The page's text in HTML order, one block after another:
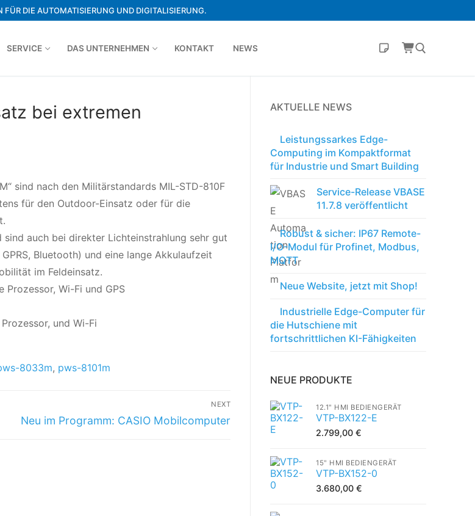
FÜR DIE AUTOMATISIERUNG UND DIGITALISIERUNG.
SERVICE DAS UNTERNEHMEN KONTAKT NEWS
bei extremen
sind nach den Militärstandards MIL-STD-810F
für den Outdoor-Einsatz oder für die
auch bei direkter Lichteinstrahlung sehr gut
Bluetooth) und eine lange Akkulaufzeit
im Feldeinsatz.
Prozessor, Wi-Fi und GPS
und Wi-Fi
8033m, pws-8101m
NEXT
Neu im Programm: CASIO Mobilcomputer
AKTUELLE NEWS
Leistungssarkes Edge-
Computing im Kompaktformat
für Industrie und Smart Building
Service-Release VBASE
11.7.8 veröffentlicht
Robust & sicher: IP67 Remote-
I/O-Modul für Profinet, Modbus,
MQTT
Neue Website, jetzt mit Shop!
Industrielle Edge-Computer für
die Hutschiene mit
fortschrittlichen KI-Fähigkeiten
NEUE PRODUKTE
12.1" HMI BEDIENGERÄT
VTP-BX122-E
2.799,00 €
15" HMI BEDIENGERÄT
VTP-BX152-0
3.680,00 €